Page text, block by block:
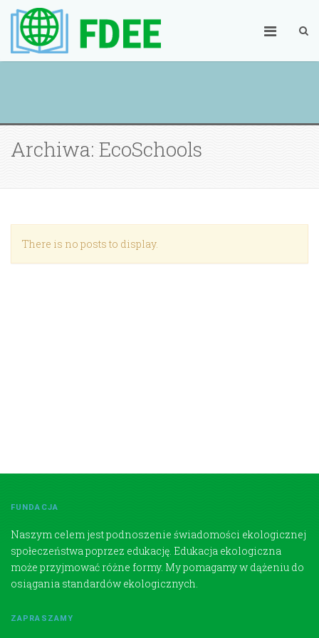
Archiwa: EcoSchools
There is no posts to display.
FUNDACJA
Naszym celem jest podnoszenie świadomości ekologicznej
społeczeństwa poprzez edukację. Edukacja ekologiczna
może przyjmować różne formy. My pomagamy w dążeniu do
osiągania standardów ekologicznych.
ZAPRASZAMY